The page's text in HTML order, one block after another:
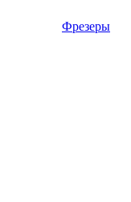
Фрезеры